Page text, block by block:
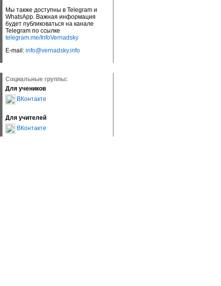
Мы также доступны в Telegram и
WhatsApp. Важная информация
будет публиковаться на канале
Telegram по ссылке
telegram.me/InfoVernadsky
E-mail: info@vernadsky.info
Социальные группы:
Для учеников
ВКонтакте
Для учителей
ВКонтакте